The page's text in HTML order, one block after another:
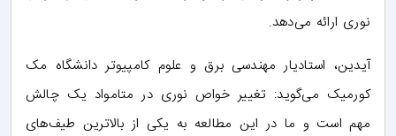
نوری ارائه می‌دهد.
آیدین، استادیار مهندسی برق و علوم کامپیوتر دانشگاه مک
کورمیک می‌گوید: تغییر خواص نوری در متامواد یک چالش
مهم است و ما در این مطالعه به یکی از بالاترین طیف‌های